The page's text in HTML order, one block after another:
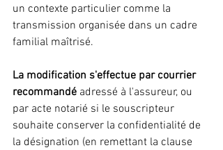
un contexte particulier comme la
transmission organisée dans un cadre
familial maîtrisé.
La modification s'effectue par courrier
recommandé adressé à l'assureur, ou
par acte notarié si le souscripteur
souhaite conserver la confidentialité de
la désignation (en remettant la clause